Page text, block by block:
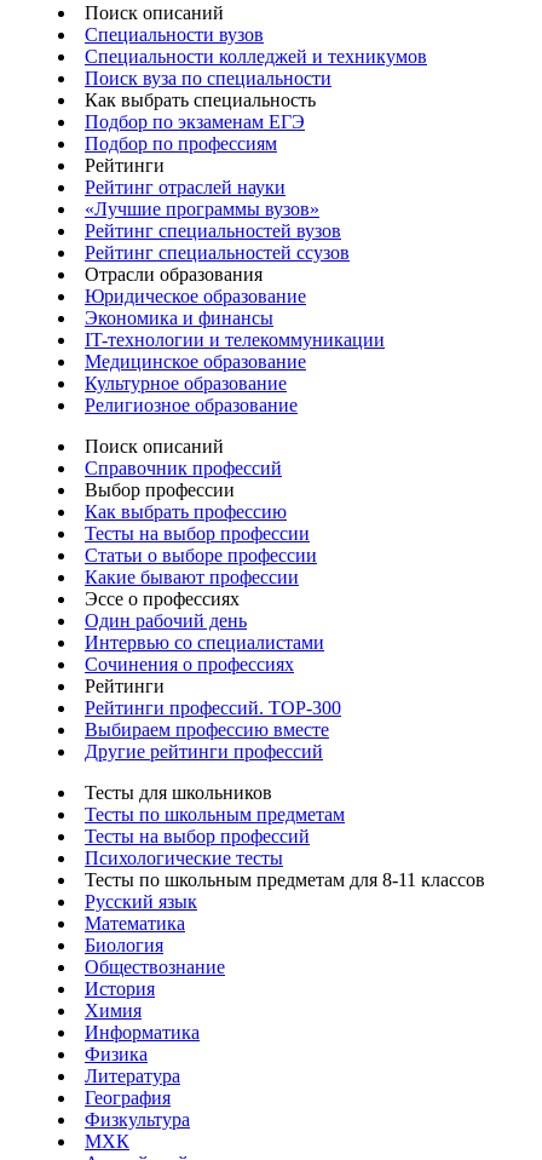
Поиск описаний
Специальности вузов
Специальности колледжей и техникумов
Поиск вуза по специальности
Как выбрать специальность
Подбор по экзаменам ЕГЭ
Подбор по профессиям
Рейтинги
Рейтинг отраслей науки
«Лучшие программы вузов»
Рейтинг специальностей вузов
Рейтинг специальностей ссузов
Отрасли образования
Юридическое образование
Экономика и финансы
IT-технологии и телекоммуникации
Медицинское образование
Культурное образование
Религиозное образование
Поиск описаний
Справочник профессий
Выбор профессии
Как выбрать профессию
Тесты на выбор профессии
Статьи о выборе профессии
Какие бывают профессии
Эссе о профессиях
Один рабочий день
Интервью со специалистами
Сочинения о профессиях
Рейтинги
Рейтинги профессий. TOP-300
Выбираем профессию вместе
Другие рейтинги профессий
Тесты для школьников
Тесты по школьным предметам
Тесты на выбор профессий
Психологические тесты
Тесты по школьным предметам для 8-11 классов
Русский язык
Математика
Биология
Обществознание
История
Химия
Информатика
Физика
Литература
География
Физкультура
МХК